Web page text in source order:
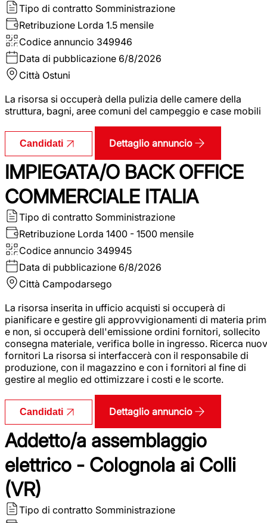
Tipo di contratto Somministrazione
Retribuzione Lorda 1.5 mensile
Codice annuncio 349946
Data di pubblicazione 6/8/2026
Città Ostuni
La risorsa si occuperà della pulizia delle camere della
struttura, bagni, aree comuni del campeggio e case mobili
Candidati Dettaglio annuncio
IMPIEGATA/O BACK OFFICE
COMMERCIALE ITALIA
Tipo di contratto Somministrazione
Retribuzione Lorda 1400 - 1500 mensile
Codice annuncio 349945
Data di pubblicazione 6/8/2026
Città Campodarsego
La risorsa inserita in ufficio acquisti si occuperà di
pianificare e gestire gli approvvigionamenti di materia
e non, si occuperà dell'emissione ordini fornitori, sollecito
consegna materiale, verifica bolle in ingresso. Ricerca
fornitori La risorsa si interfaccerà con il responsabile di
produzione, con il magazzino e con i fornitori al fine di
gestire al meglio ed ottimizzare i costi e le scorte.
Candidati Dettaglio annuncio
Addetto/a assemblaggio
elettrico - Colognola ai Colli
(VR)
Tipo di contratto Somministrazione